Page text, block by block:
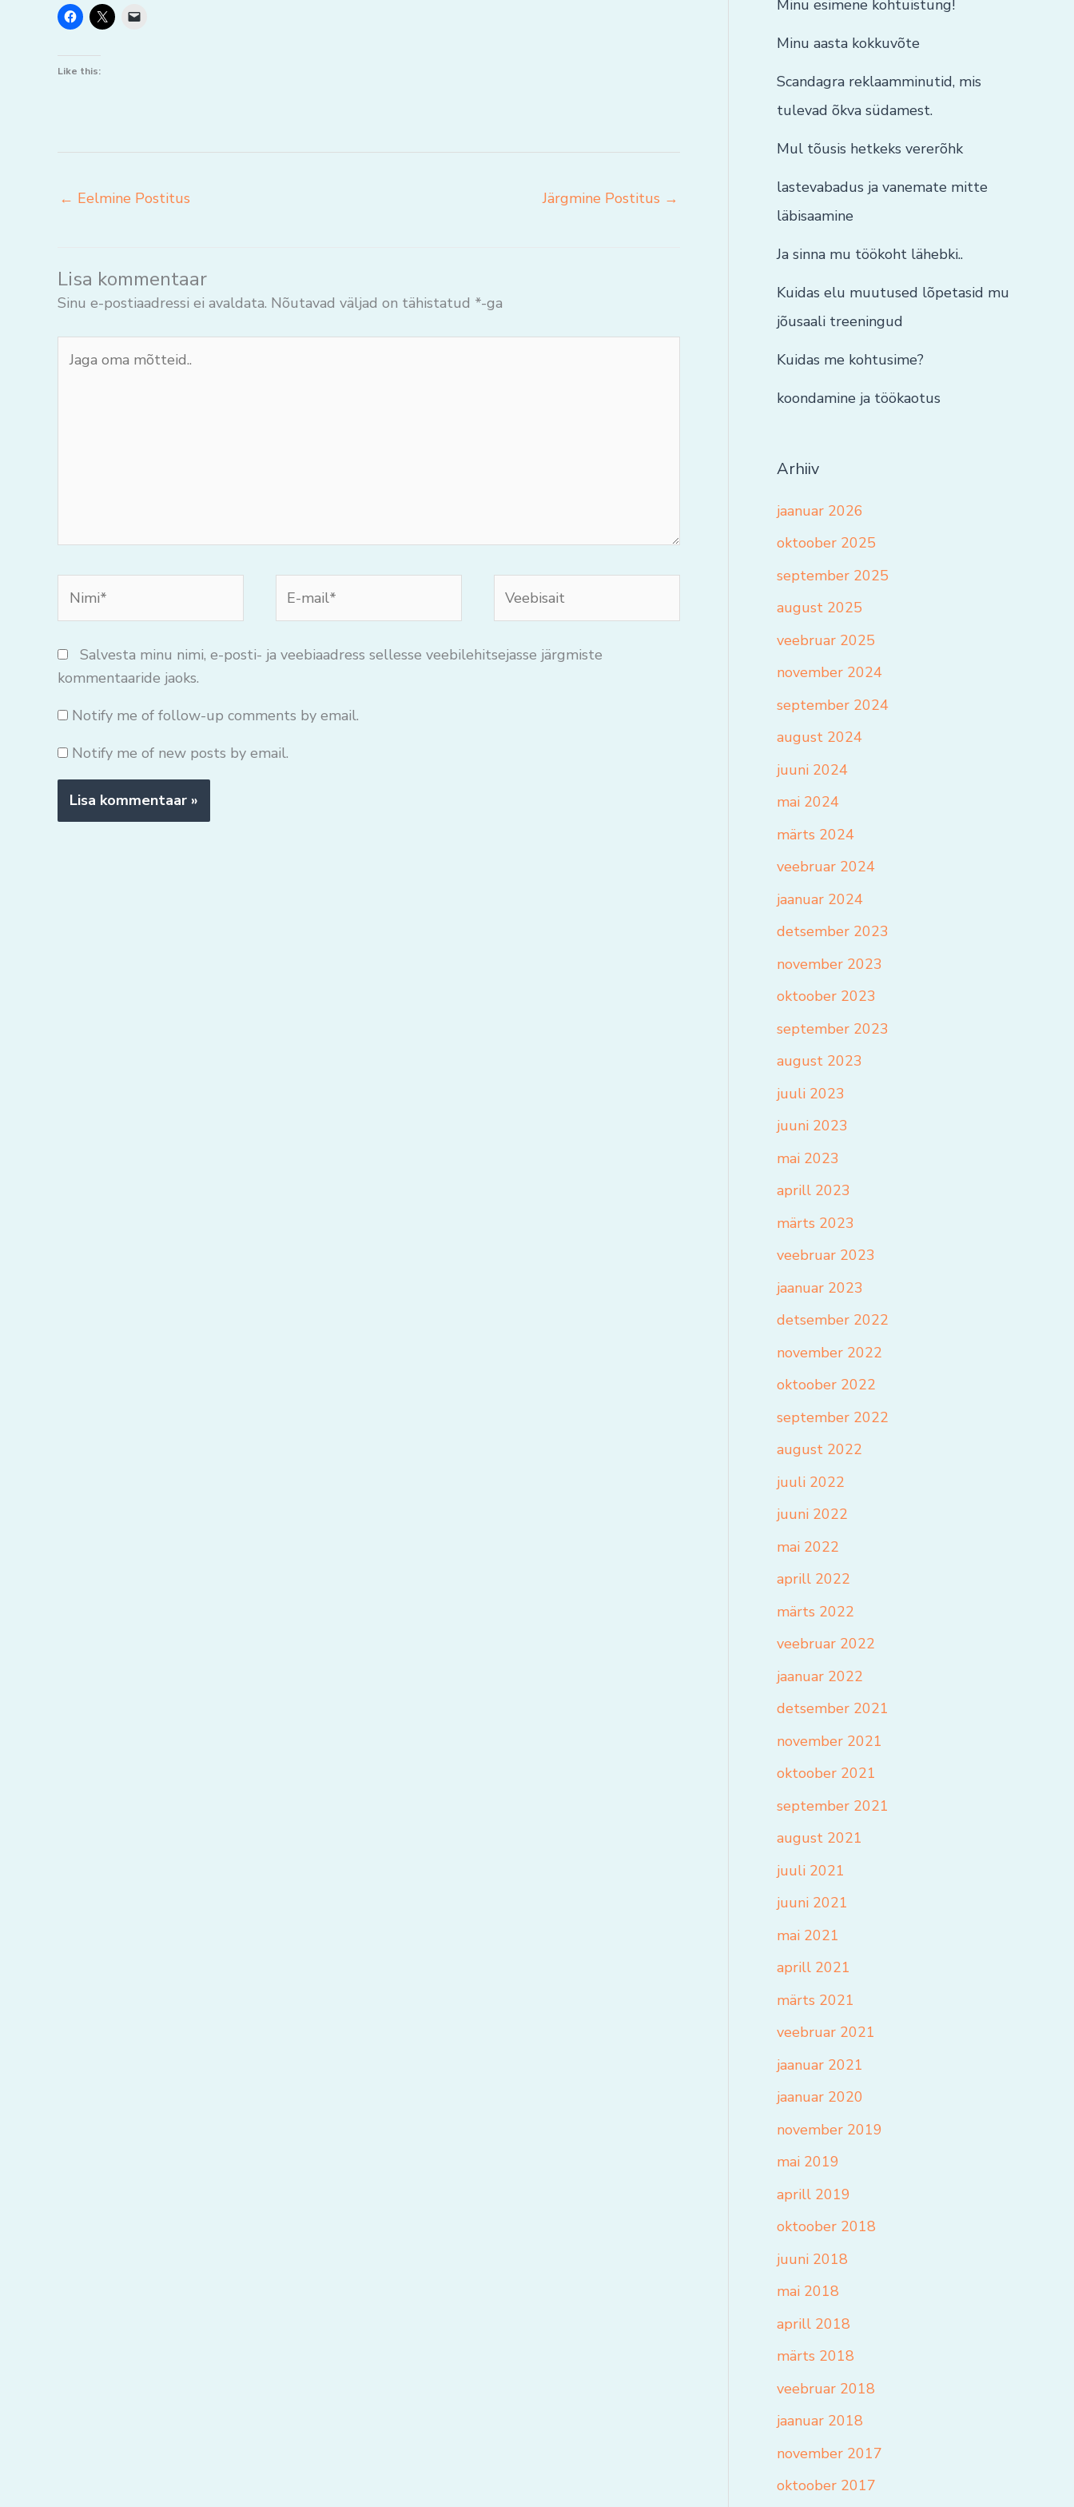
Like this:
← Eelmine Postitus Järgmine Postitus →
Lisa kommentaar
Sinu e-postiaadressi ei avaldata. Nõutavad väljad on tähistatud *-ga
oma
mail*
Salvesta minu nimi, e-posti- ja veebiaadress sellesse veebilehitsejasse järgmiste
kommentaaride jaoks.
Notify me of follow-up comments by email.
Notify me of new posts by email.
Minu esimene kohtuistung!
Minu aasta kokkuvõte
Scandagra reklaamminutid, mis
tulevad õkva südamest.
Mul tõusis hetkeks vererõhk
lastevabadus ja vanemate mitte
läbisaamine
Ja sinna mu töökoht lähebki..
Kuidas elu muutused lõpetasid mu
jõusaali treeningud
Kuidas me kohtusime?
koondamine ja töökaotus
Arhiiv
jaanuar 2026
oktoober 2025
september 2025
august 2025
veebruar 2025
november 2024
september 2024
august 2024
juuni 2024
mai 2024
märts 2024
veebruar 2024
jaanuar 2024
detsember 2023
november 2023
oktoober 2023
september 2023
august 2023
juuli 2023
juuni 2023
mai 2023
aprill 2023
märts 2023
veebruar 2023
jaanuar 2023
detsember 2022
november 2022
oktoober 2022
september 2022
august 2022
juuli 2022
juuni 2022
mai 2022
aprill 2022
märts 2022
veebruar 2022
jaanuar 2022
detsember 2021
november 2021
oktoober 2021
september 2021
august 2021
juuli 2021
juuni 2021
mai 2021
aprill 2021
märts 2021
veebruar 2021
jaanuar 2021
jaanuar 2020
november 2019
mai 2019
aprill 2019
oktoober 2018
juuni 2018
mai 2018
aprill 2018
märts 2018
veebruar 2018
jaanuar 2018
november 2017
oktoober 2017